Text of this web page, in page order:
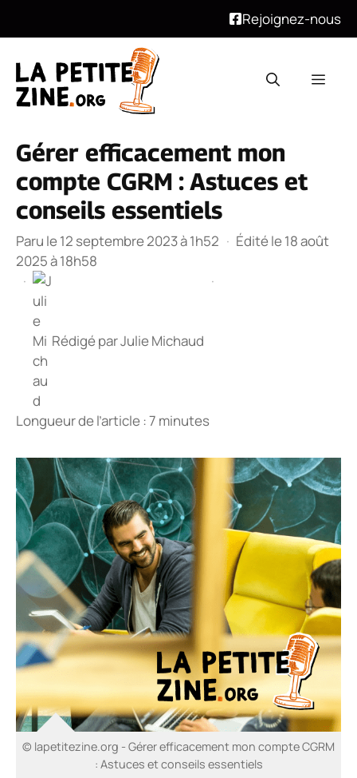
Rejoignez-nous
contenu
Gérer efficacement mon
compte CGRM : Astuces et
conseils essentiels
Paru le 12 septembre 2023 à 1h52 · Édité le 18 août
2025 à 18h58
·
Rédigé parJulie Michaud
·
Longueur de l’article : 7 minutes
© lapetitezine.org - Gérer efficacement mon compte CGRM
: Astuces et conseils essentiels